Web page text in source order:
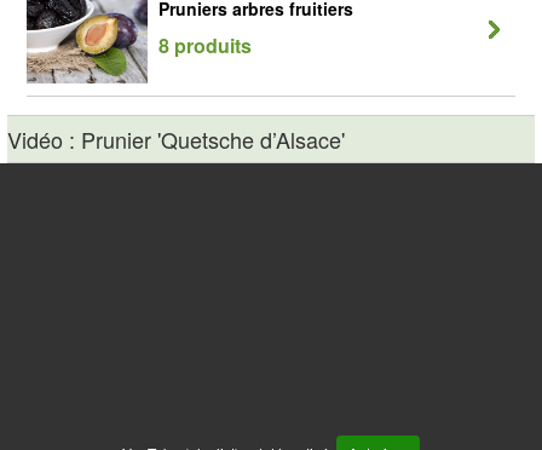
Pruniers arbres fruitiers
8 produits
Vidéo : Prunier 'Quetsche d’Alsace'